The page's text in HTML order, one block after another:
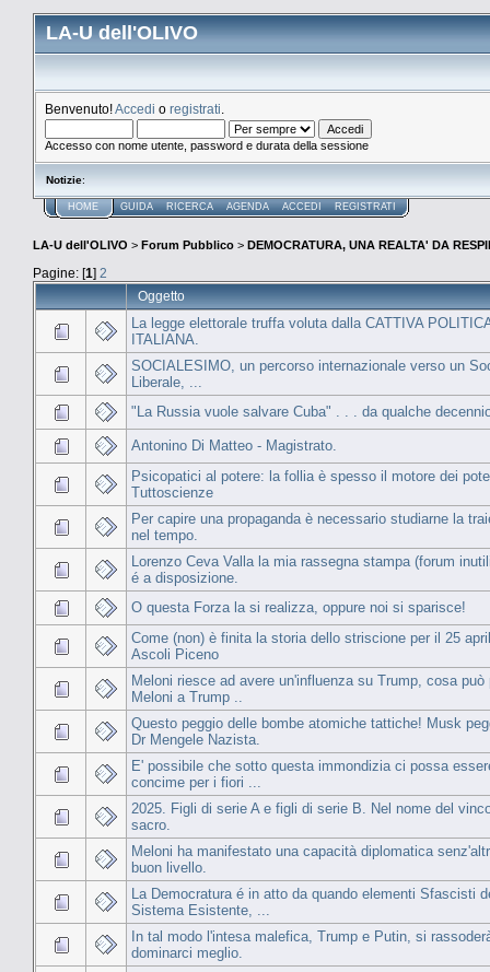
LA-U dell'OLIVO
Benvenuto!Accedi o registrati
Accesso con nome utente, password e durata della sessione
Notizie:
HOME GUIDA RICERCA AGENDA ACCEDI REGISTRATI
LA-U dell'OLIVO > Forum Pubblico > DEMOCRATURA, UNA REALTA' DA
Pagine: [1] 2
Oggetto
La legge elettorale truffa voluta dalla CATTIVA
ITALIANA.
SOCIALESIMO, un percorso internazionale verso un
Liberale, ...
"La Russia vuole salvare Cuba" . . . da qualche
Antonino Di Matteo - Magistrato.
Psicopatici al potere: la follia è spesso il motore dei
Tuttoscienze
Per capire una propaganda è necessario studiarne la
nel tempo.
Lorenzo Ceva Valla la mia rassegna stampa (forum
é a disposizione.
O questa Forza la si realizza, oppure noi si sparisce!
Come (non) è finita la storia dello striscione per il 25
Ascoli Piceno
Meloni riesce ad avere un'influenza su Trump, cosa può
Meloni a Trump ..
Questo peggio delle bombe atomiche tattiche! Musk
Dr Mengele Nazista.
E' possibile che sotto questa immondizia ci possa
concime per i fiori ...
2025. Figli di serie A e figli di serie B. Nel nome del
sacro.
Meloni ha manifestato una capacità diplomatica
buon livello.
La Democratura é in atto da quando elementi Sfascisti
Sistema Esistente, ...
In tal modo l'intesa malefica, Trump e Putin, si
dominarci meglio.